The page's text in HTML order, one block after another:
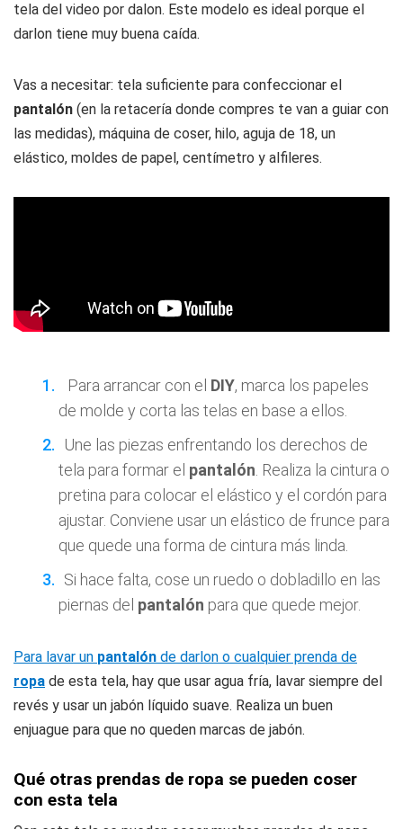
tela del video por dalon. Este modelo es ideal porque el
darlon tiene muy buena caída.
Vas a necesitar: tela suficiente para confeccionar el
pantalón (en la retacería donde compres te van a guiar con
las medidas), máquina de coser, hilo, aguja de 18, un
elástico, moldes de papel, centímetro y alfileres.
Para arrancar con el DIY, marca los papeles
de molde y corta las telas en base a ellos.
Une las piezas enfrentando los derechos de
tela para formar el pantalón . Realiza la cintura o
pretina para colocar el elástico y el cordón para
ajustar. Conviene usar un elástico de frunce para
que quede una forma de cintura más linda.
Si hace falta, cose un ruedo o dobladillo en las
piernas del pantalón para que quede mejor.
Para lavar un pantalón de darlon o cualquier prenda de
ropa de esta tela, hay que usar agua fría, lavar siempre del
revés y usar un jabón líquido suave. Realiza un buen
enjuague para que no queden marcas de jabón.
Qué otras prendas de ropa se pueden coser
con esta tela